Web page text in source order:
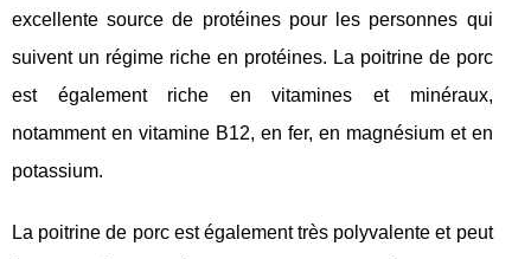
excellente source de protéines pour les personnes qui
suivent un régime riche en protéines. La poitrine de porc
est également riche en vitamines et minéraux,
notamment en vitamine B12, en fer, en magnésium et en
potassium.
La poitrine de porc est également très polyvalente et peut